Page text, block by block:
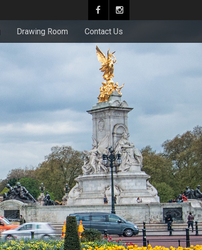
Drawing Room Contact Us